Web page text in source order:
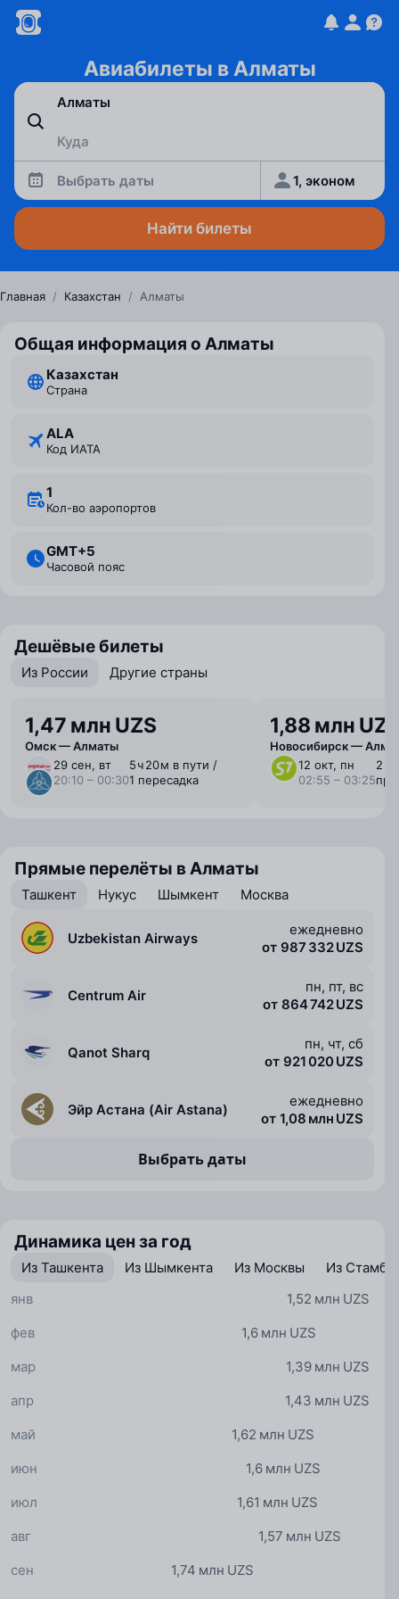
Авиабилеты в Алматы
Выбрать даты 1, эконом
Найти билеты
Главная / Казахстан / Алматы
Общая информация о Алматы
Казахстан
Страна
ALA
Код ИАТА
1
Кол-во аэропортов
GMT+5
Часовой пояс
Дешёвые билеты
Из России Другие страны
1,47 млн UZS
Омск — Алматы
29 сен, вт
20:10 – 00:30
5 ⁠ч 20 ⁠м в пути /
1 пересадка
1,88 млн
Новосибирск —
12 окт, пн
02:55 – 03:25
2 ⁠ч
Прямые перелёты в Алматы
Ташкент Нукус Шымкент Москва
Uzbekistan Airways
ежедневно
от 987 332 UZS
Centrum Air
пн, пт, вс
от 864 742 UZS
Qanot Sharq
пн, чт, сб
от 921 020 UZS
Эйр Астана (Air Astana)
ежедневно
от 1,08 млн UZS
Выбрать даты
Динамика цен за год
Из Ташкента Из Шымкента Из Москвы
Из
1,52 млн UZS
янв
1,6 млн UZS
фев
1,39 млн UZS
мар
1,43 млн UZS
апр
1,62 млн UZS
май
1,6 млн UZS
июн
1,61 млн UZS
июл
1,57 млн UZS
авг
1,74 млн UZS
сен